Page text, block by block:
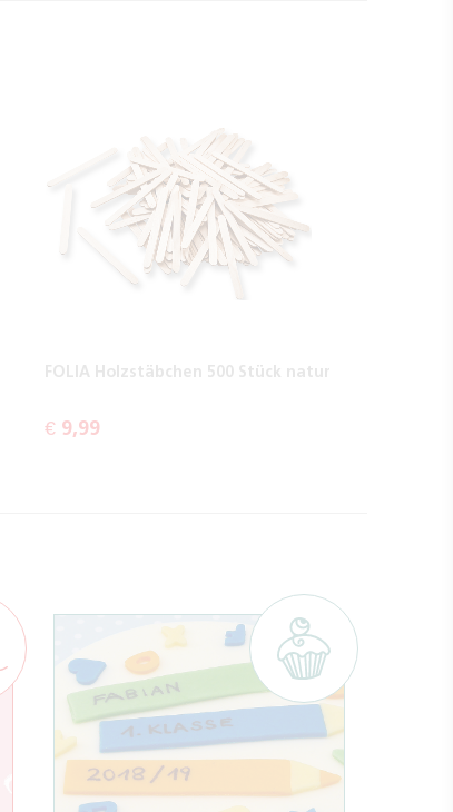
FOLIA Holzstäbchen 500 Stück natur
€ 9,99